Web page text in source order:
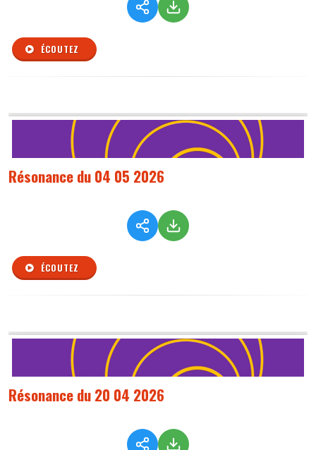
ÉCOUTEZ
Résonance du 04 05 2026
ÉCOUTEZ
Résonance du 20 04 2026